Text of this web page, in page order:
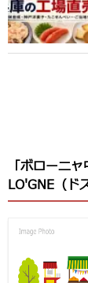
「ボローニ
LO'GNE（ド